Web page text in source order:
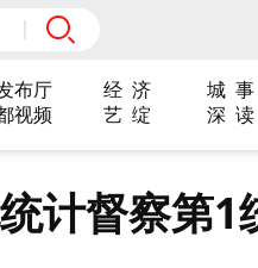
布厅 经 济 城 事
视频 艺 绽 深 读
计督察第1